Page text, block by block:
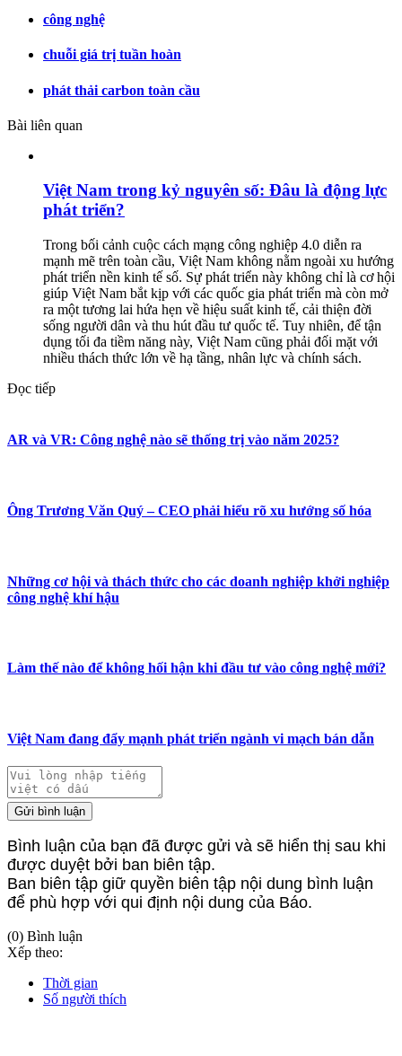
công nghệ
chuỗi giá trị tuần hoàn
phát thải carbon toàn cầu
Bài liên quan
Việt Nam trong kỷ nguyên số: Đâu là động lực
phát triển?
Trong bối cảnh cuộc cách mạng công nghiệp 4.0 diễn ra
mạnh mẽ trên toàn cầu, Việt Nam không nằm ngoài xu hướng
phát triển nền kinh tế số. Sự phát triển này không chỉ là cơ hội
giúp Việt Nam bắt kịp với các quốc gia phát triển mà còn mở
ra một tương lai hứa hẹn về hiệu suất kinh tế, cải thiện đời
sống người dân và thu hút đầu tư quốc tế. Tuy nhiên, để tận
dụng tối đa tiềm năng này, Việt Nam cũng phải đối mặt với
nhiều thách thức lớn về hạ tầng, nhân lực và chính sách.
Đọc tiếp
AR và VR: Công nghệ nào sẽ thống trị vào năm 2025?
Ông Trương Văn Quý – CEO phải hiểu rõ xu hướng số hóa
Những cơ hội và thách thức cho các doanh nghiệp khởi nghiệp
công nghệ khí hậu
Làm thế nào để không hối hận khi đầu tư vào công nghệ mới?
Việt Nam đang đẩy mạnh phát triển ngành vi mạch bán dẫn
Gửi bình luận
Bình luận của bạn đã được gửi và sẽ hiển thị sau khi
được duyệt bởi ban biên tập.
Ban biên tập giữ quyền biên tập nội dung bình luận
để phù hợp với qui định nội dung của Báo.
(0) Bình luận
Xếp theo:
Thời gian
Số người thích